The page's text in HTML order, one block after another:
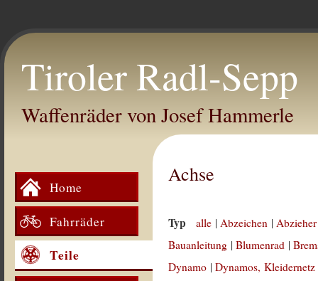
Tiroler Radl-Sepp
Waffenräder von Josef Hammerle
Home
Fahrräder
Teile
Achse
Typ alle |Abzeichen |
Bauanleitung |Blumenrad |
Dynamo |Dynamos, Kleidernetz